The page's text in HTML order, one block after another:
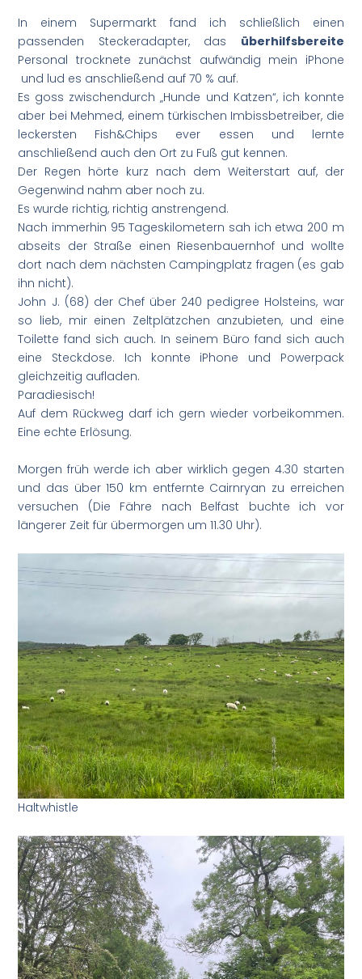
In einem Supermarkt fand ich schließlich einen
passenden Steckeradapter, das überhilfsbereite
Personal trocknete zunächst aufwändig mein iPhone
und lud es anschließend auf 70 % auf.
Es goss zwischendurch „Hunde und Katzen“, ich konnte
aber bei Mehmed, einem türkischen Imbissbetreiber, die
leckersten Fish&Chips ever essen und lernte
anschließend auch den Ort zu Fuß gut kennen.
Der Regen hörte kurz nach dem Weiterstart auf, der
Gegenwind nahm aber noch zu.
Es wurde richtig, richtig anstrengend.
Nach immerhin 95 Tageskilometern sah ich etwa 200 m
abseits der Straße einen Riesenbauernhof und wollte
dort nach dem nächsten Campingplatz fragen (es gab
ihn nicht).
John J. (68) der Chef über 240 pedigree Holsteins, war
so lieb, mir einen Zeltplätzchen anzubieten, und eine
Toilette fand sich auch. In seinem Büro fand sich auch
eine Steckdose. Ich konnte iPhone und Powerpack
gleichzeitig aufladen.
Paradiesisch!
Auf dem Rückweg darf ich gern wieder vorbeikommen.
Eine echte Erlösung.
Morgen früh werde ich aber wirklich gegen 4.30 starten
und das über 150 km entfernte Cairnryan zu erreichen
versuchen (Die Fähre nach Belfast buchte ich vor
längerer Zeit für übermorgen um 11.30 Uhr).
Haltwhistle